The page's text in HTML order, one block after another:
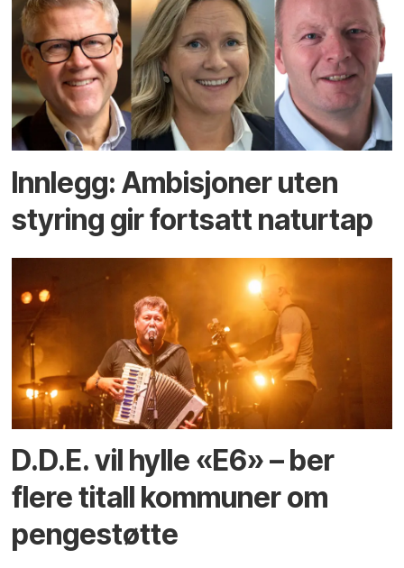
Innlegg: Ambisjoner uten
styring gir fortsatt naturtap
D.D.E. vil hylle «E6» – ber
flere titall kommuner om
pengestøtte